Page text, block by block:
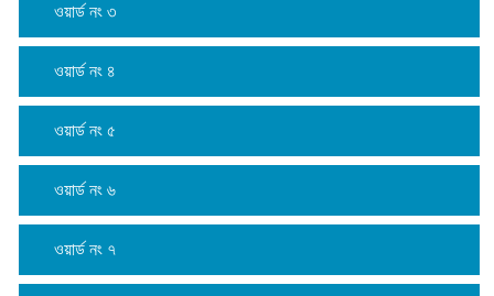
ওয়ার্ড নং ৩
ওয়ার্ড নং ৪
ওয়ার্ড নং ৫
ওয়ার্ড নং ৬
ওয়ার্ড নং ৭